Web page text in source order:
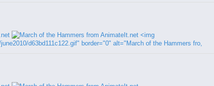
<img
d63bd111c122.gif" border="0" alt="March of the Hammers fro,